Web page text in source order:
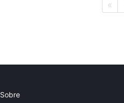
Sobre